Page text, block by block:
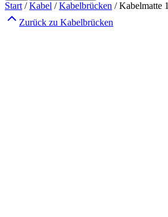
Start /Kabel /Kabelbrücken /Kabelmatte
Zurück zu Kabelbrücken